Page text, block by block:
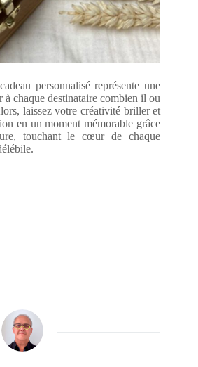
personnalisé représente une
à chaque destinataire combien il ou
laissez votre créativité briller et
en un moment mémorable grâce
touchant le cœur de chaque